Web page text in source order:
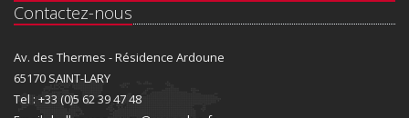
Contactez-nous
Av. des Thermes - Résidence Ardoune
65170 SAINT-LARY
Tel : +33 (0)5 62 39 47 48